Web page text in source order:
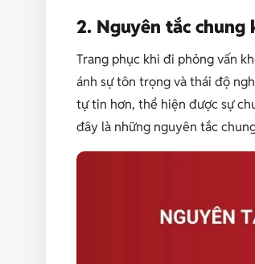
2. Nguyên tắc chung
Trang phục khi đi phỏng vấn
ánh sự tôn trọng và thái độ
tự tin hơn, thể hiện được sự
đây là những nguyên tắc